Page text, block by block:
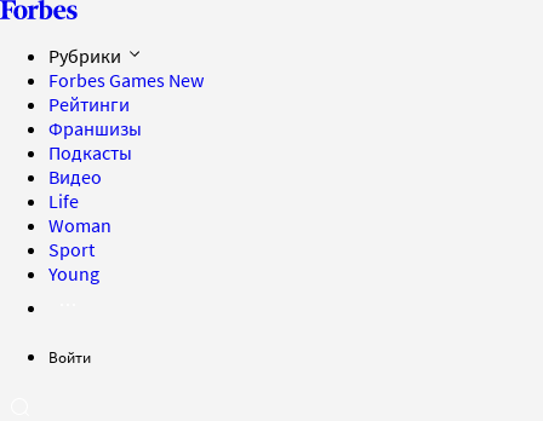
Рубрики
Forbes Games New
Рейтинги
Франшизы
Подкасты
Видео
Life
Woman
Sport
Young
Войти